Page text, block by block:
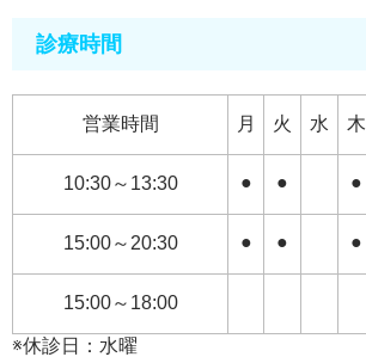
診療時間
営業時間 月 火 水 木
10:30～13:30 ● ● ●
15:00～20:30 ● ● ●
15:00～18:00
※休診日：水曜